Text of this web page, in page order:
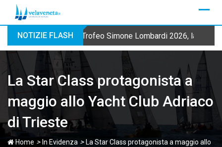
NOTIZIE FLASH Trofeo Simone Lombardi 2026, la
La Star Class protagonista a
maggio allo Yacht Club Adriaco
di Trieste
Home > In Evidenza > La Star Class protagonista a maggio allo